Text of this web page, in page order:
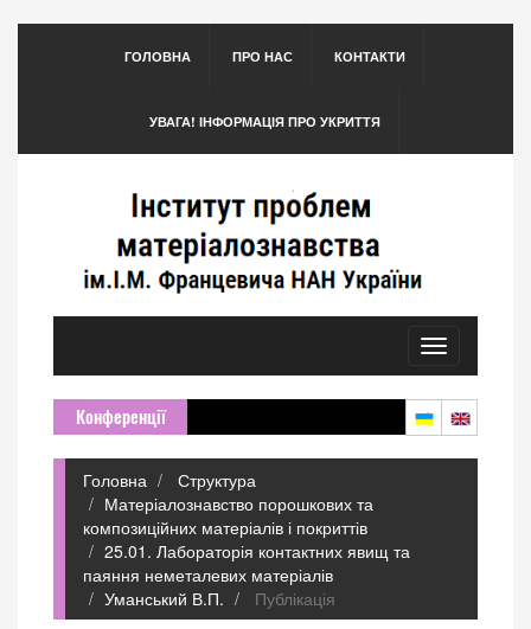
ГОЛОВНА ПРО НАС КОНТАКТИ
УВАГА! ІНФОРМАЦІЯ ПРО УКРИТТЯ
Toggle
navigation
Конференції
Головна
Структура
Матеріалознавство порошкових та
композиційних матеріалів і покриттів
25.01. Лабораторія контактних явищ та
паяння неметалевих матеріалів
Уманський В.П.
Публікація